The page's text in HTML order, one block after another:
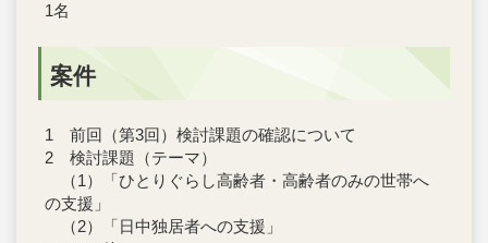
1名
案件
1 前回（第3回）検討課題の確認について
2 検討課題（テーマ）
（1）「ひとりぐらし高齢者・高齢者のみの世帯へ
の支援」
（2）「日中独居者への支援」